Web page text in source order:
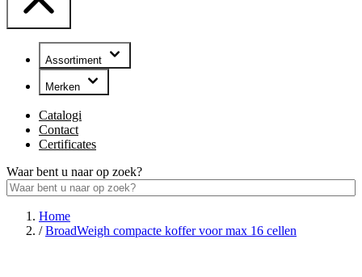
Assortiment
Merken
Catalogi
Contact
Certificates
Waar bent u naar op zoek?
Home
/ BroadWeigh compacte koffer voor max 16 cellen